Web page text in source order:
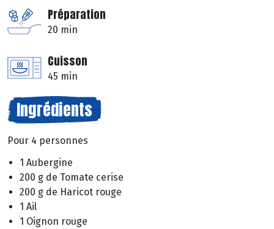
Préparation
20 min
Cuisson
45 min
Ingrédients
Pour 4 personnes
1 Aubergine
200 g de Tomate cerise
200 g de Haricot rouge
1 Ail
1 Oignon rouge